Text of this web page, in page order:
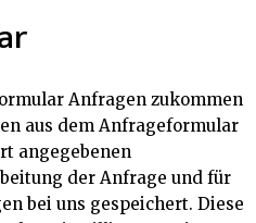
Anfragen zukommen
aus dem Anfrageformular
angegebenen
der Anfrage und für
bei uns gespeichert. Diese